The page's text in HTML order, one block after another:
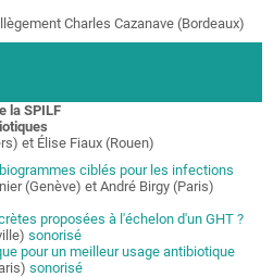
Charles Cazanave (Bordeaux)
la SPILF
et Élise Fiaux (Rouen)
ciblés pour les infections
(Genève) et André Birgy (Paris)
proposées à l'échelon d'un GHT ?
sonorisé
pour un meilleur usage antibiotique
sonorisé